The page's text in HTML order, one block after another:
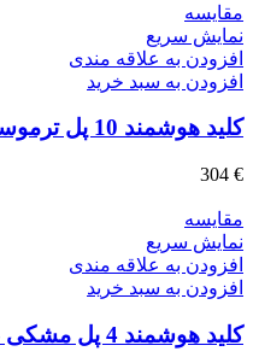
مقايسه
نمایش سریع
افزودن به علاقه مندی
افزودن به سبد خرید
کلید هوشمند 10 پل ترموستاتیک مشکی مات – ABB
304 €
مقايسه
نمایش سریع
افزودن به علاقه مندی
افزودن به سبد خرید
کلید هوشمند 4 پل مشکی – مدل System M – اشنایدر